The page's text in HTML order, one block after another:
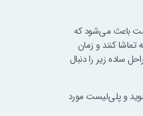
باعث می‌شود که
تماشا کنند و زمان
ساده زیر را دنبال
و پلی‌لیست مورد